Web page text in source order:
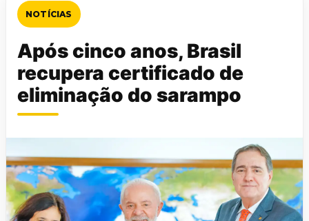
NOTÍCIAS
Após cinco anos, Brasil
recupera certificado de
eliminação do sarampo